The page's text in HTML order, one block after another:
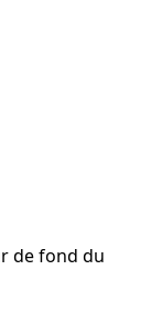
de fond du